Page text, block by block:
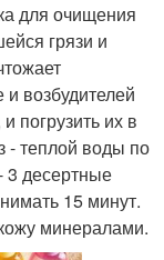
для очищения
грязи и
возбудителей
погрузить их в
- теплой воды по
3 десертные
15 минут.
минералами.